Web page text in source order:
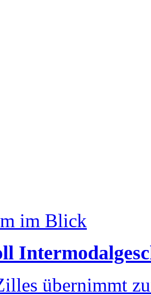
im Blick
übernimmt